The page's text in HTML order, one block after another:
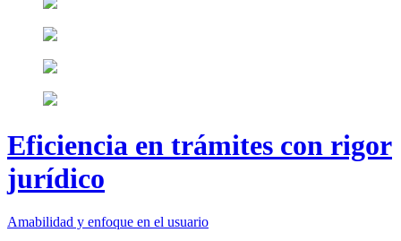
Eficiencia en trámites con rigor
jurídico
Amabilidad y enfoque en el usuario